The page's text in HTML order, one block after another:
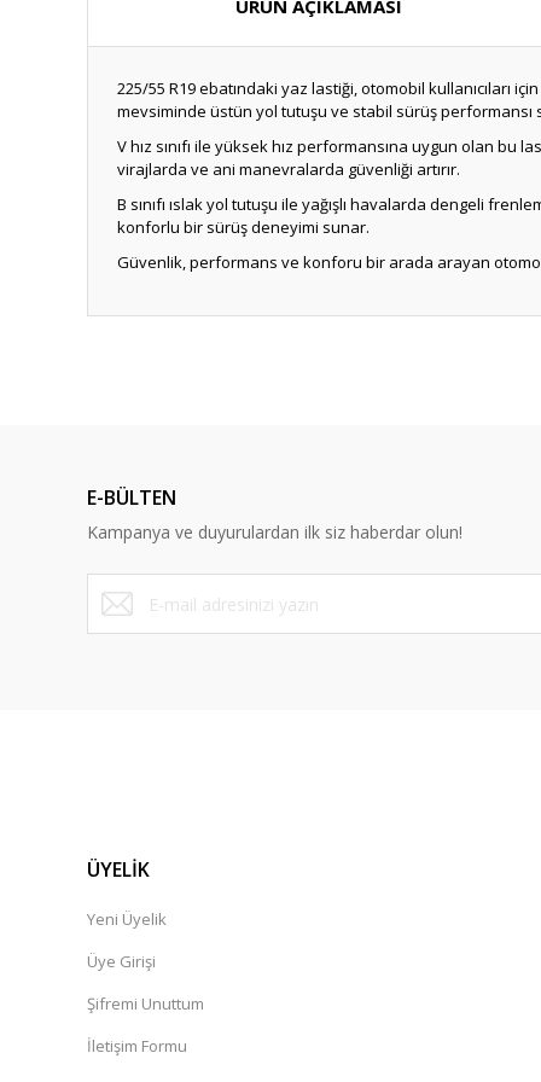
ÜRÜN AÇIKLAMASI
225/55 R19 ebatındaki yaz lastiği, otomobil kullanıcıları
mevsiminde üstün yol tutuşu ve stabil sürüş performansı
V hız sınıfı ile yüksek hız performansına uygun olan
virajlarda ve ani manevralarda güvenliği artırır.
B sınıfı ıslak yol tutuşu ile yağışlı havalarda dengeli
konforlu bir sürüş deneyimi sunar.
Güvenlik, performans ve konforu bir arada arayan
E-BÜLTEN
Kampanya ve duyurulardan ilk siz haberdar olun!
ÜYELİK
Yeni Üyelik
Üye Girişi
Şifremi Unuttum
İletişim Formu